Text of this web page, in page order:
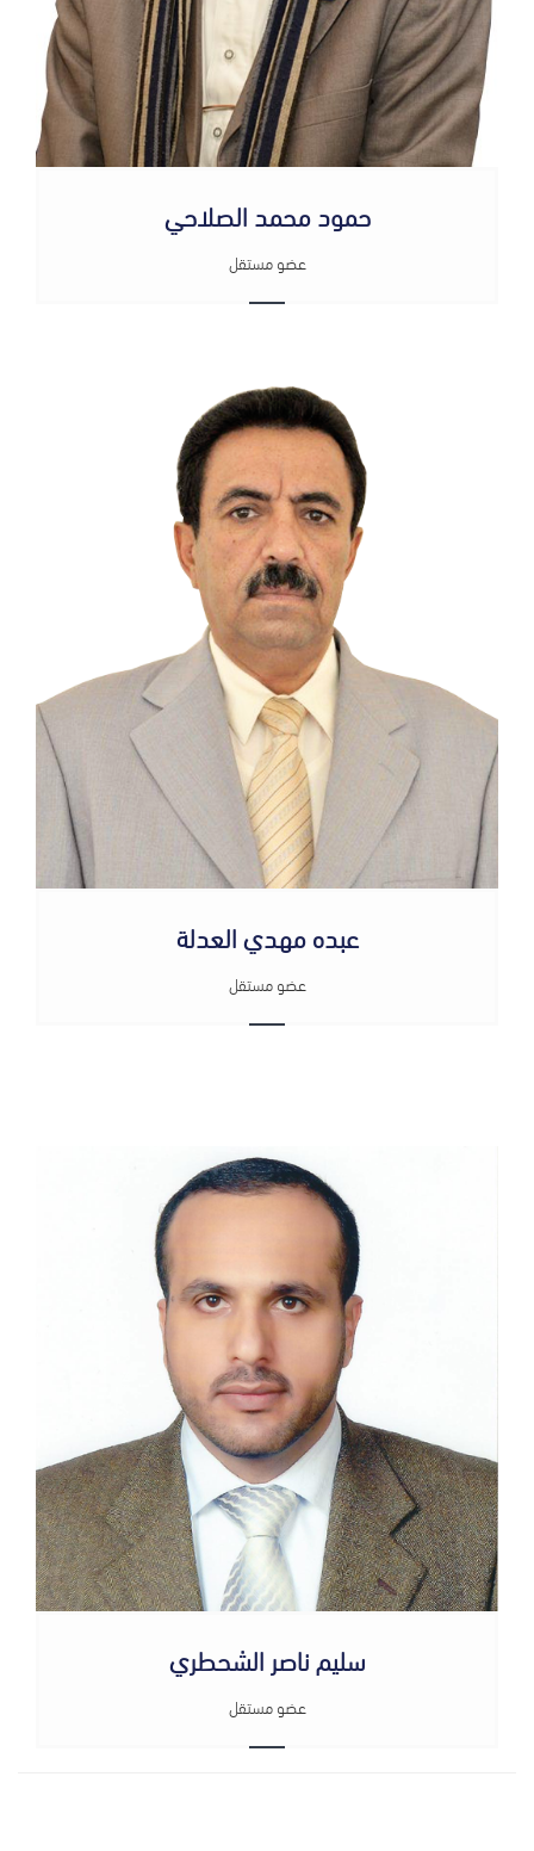
حمود محمد الصلاحي
عضو مستقل
عبده مهدي العدلة
عضو مستقل
سليم ناصر الشحطري
عضو مستقل